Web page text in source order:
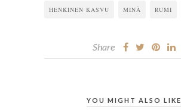
HENKINEN KASVU MINÄ RUMI
Share
YOU MIGHT ALSO LIKE